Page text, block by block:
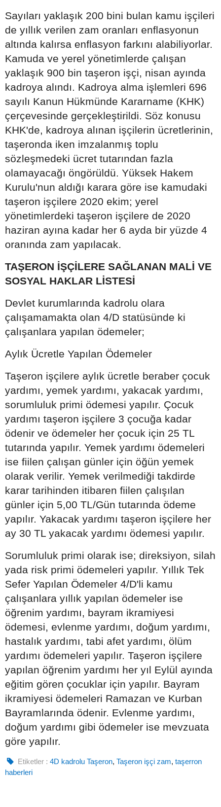
Sayıları yaklaşık 200 bini bulan kamu işçileri
de yıllık verilen zam oranları enflasyonun
altında kalırsa enflasyon farkını alabiliyorlar.
Kamuda ve yerel yönetimlerde çalışan
yaklaşık 900 bin taşeron işçi, nisan ayında
kadroya alındı. Kadroya alma işlemleri 696
sayılı Kanun Hükmünde Kararname (KHK)
çerçevesinde gerçekleştirildi. Söz konusu
KHK'de, kadroya alınan işçilerin ücretlerinin,
taşeronda iken imzalanmış toplu
sözleşmedeki ücret tutarından fazla
olamayacağı öngörüldü. Yüksek Hakem
Kurulu'nun aldığı karara göre ise kamudaki
taşeron işçilere 2020 ekim; yerel
yönetimlerdeki taşeron işçilere de 2020
haziran ayına kadar her 6 ayda bir yüzde 4
oranında zam yapılacak.
TAŞERON İŞÇİLERE SAĞLANAN MALİ VE
SOSYAL HAKLAR LİSTESİ
Devlet kurumlarında kadrolu olara
çalışamamakta olan 4/D statüsünde ki
çalışanlara yapılan ödemeler;
Aylık Ücretle Yapılan Ödemeler
Taşeron işçilere aylık ücretle beraber çocuk
yardımı, yemek yardımı, yakacak yardımı,
sorumluluk primi ödemesi yapılır. Çocuk
yardımı taşeron işçilere 3 çocuğa kadar
ödenir ve ödemeler her çocuk için 25 TL
tutarında yapılır. Yemek yardımı ödemeleri
ise fiilen çalışan günler için öğün yemek
olarak verilir. Yemek verilmediği takdirde
karar tarihinden itibaren fiilen çalışılan
günler için 5,00 TL/Gün tutarında ödeme
yapılır. Yakacak yardımı taşeron işçilere her
ay 30 TL yakacak yardımı ödemesi yapılır.
Sorumluluk primi olarak ise; direksiyon, silah
yada risk primi ödemeleri yapılır. Yıllık Tek
Sefer Yapılan Ödemeler 4/D'li kamu
çalışanlara yıllık yapılan ödemeler ise
öğrenim yardımı, bayram ikramiyesi
ödemesi, evlenme yardımı, doğum yardımı,
hastalık yardımı, tabi afet yardımı, ölüm
yardımı ödemeleri yapılır. Taşeron işçilere
yapılan öğrenim yardımı her yıl Eylül ayında
eğitim gören çocuklar için yapılır. Bayram
ikramiyesi ödemeleri Ramazan ve Kurban
Bayramlarında ödenir. Evlenme yardımı,
doğum yardımı gibi ödemeler ise mevzuata
göre yapılır.
Etiketler : 4D kadrolu Taşeron,Taşeron işçi zam,taşerron
haberleri